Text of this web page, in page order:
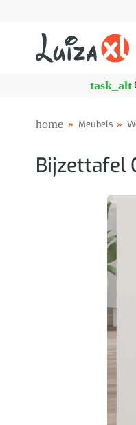
task_alt
home » Meubels »
Bijzettafel